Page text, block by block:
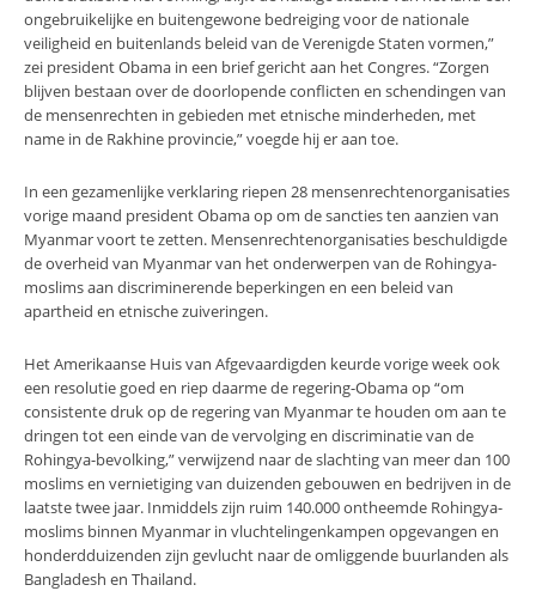
ongebruikelijke en buitengewone bedreiging voor de nationale
veiligheid en buitenlands beleid van de Verenigde Staten vormen,”
zei president Obama in een brief gericht aan het Congres. “Zorgen
blijven bestaan over de doorlopende conflicten en schendingen van
de mensenrechten in gebieden met etnische minderheden, met
name in de Rakhine provincie,” voegde hij er aan toe.
In een gezamenlijke verklaring riepen 28 mensenrechtenorganisaties
vorige maand president Obama op om de sancties ten aanzien van
Myanmar voort te zetten. Mensenrechtenorganisaties beschuldigde
de overheid van Myanmar van het onderwerpen van de Rohingya-
moslims aan discriminerende beperkingen en een beleid van
apartheid en etnische zuiveringen.
Het Amerikaanse Huis van Afgevaardigden keurde vorige week ook
een resolutie goed en riep daarme de regering-Obama op “om
consistente druk op de regering van Myanmar te houden om aan te
dringen tot een einde van de vervolging en discriminatie van de
Rohingya-bevolking,” verwijzend naar de slachting van meer dan 100
moslims en vernietiging van duizenden gebouwen en bedrijven in de
laatste twee jaar. Inmiddels zijn ruim 140.000 ontheemde Rohingya-
moslims binnen Myanmar in vluchtelingenkampen opgevangen en
honderdduizenden zijn gevlucht naar de omliggende buurlanden als
Bangladesh en Thailand.